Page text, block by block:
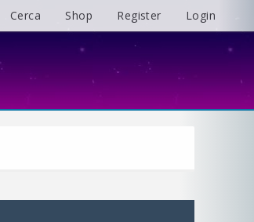
Cerca Shop Register Login